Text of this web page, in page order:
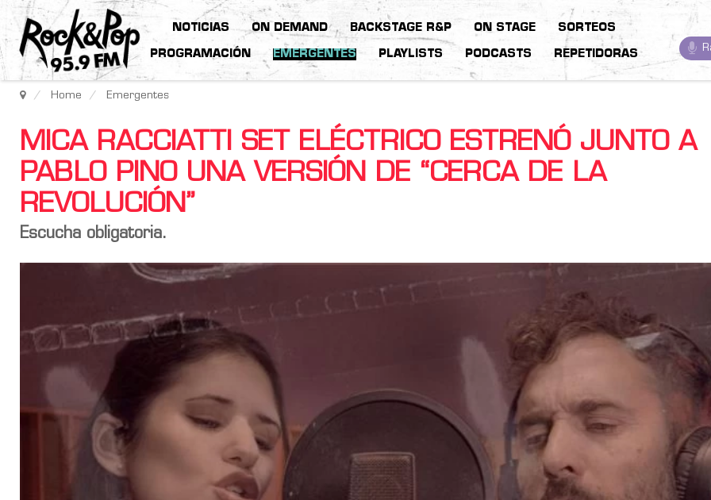
NOTICIAS ON DEMAND BACKSTAGE R&P ON STAGE SORTEOS
PROGRAMACIÓN EMERGENTES PLAYLISTS PODCASTS REPETIDORAS
Home Emergentes
MICA RACCIATTI SET ELÉCTRICO ESTRENÓ JUNTO A
PABLO PINO UNA VERSIÓN DE “CERCA DE LA
REVOLUCIÓN”
Escucha obligatoria.